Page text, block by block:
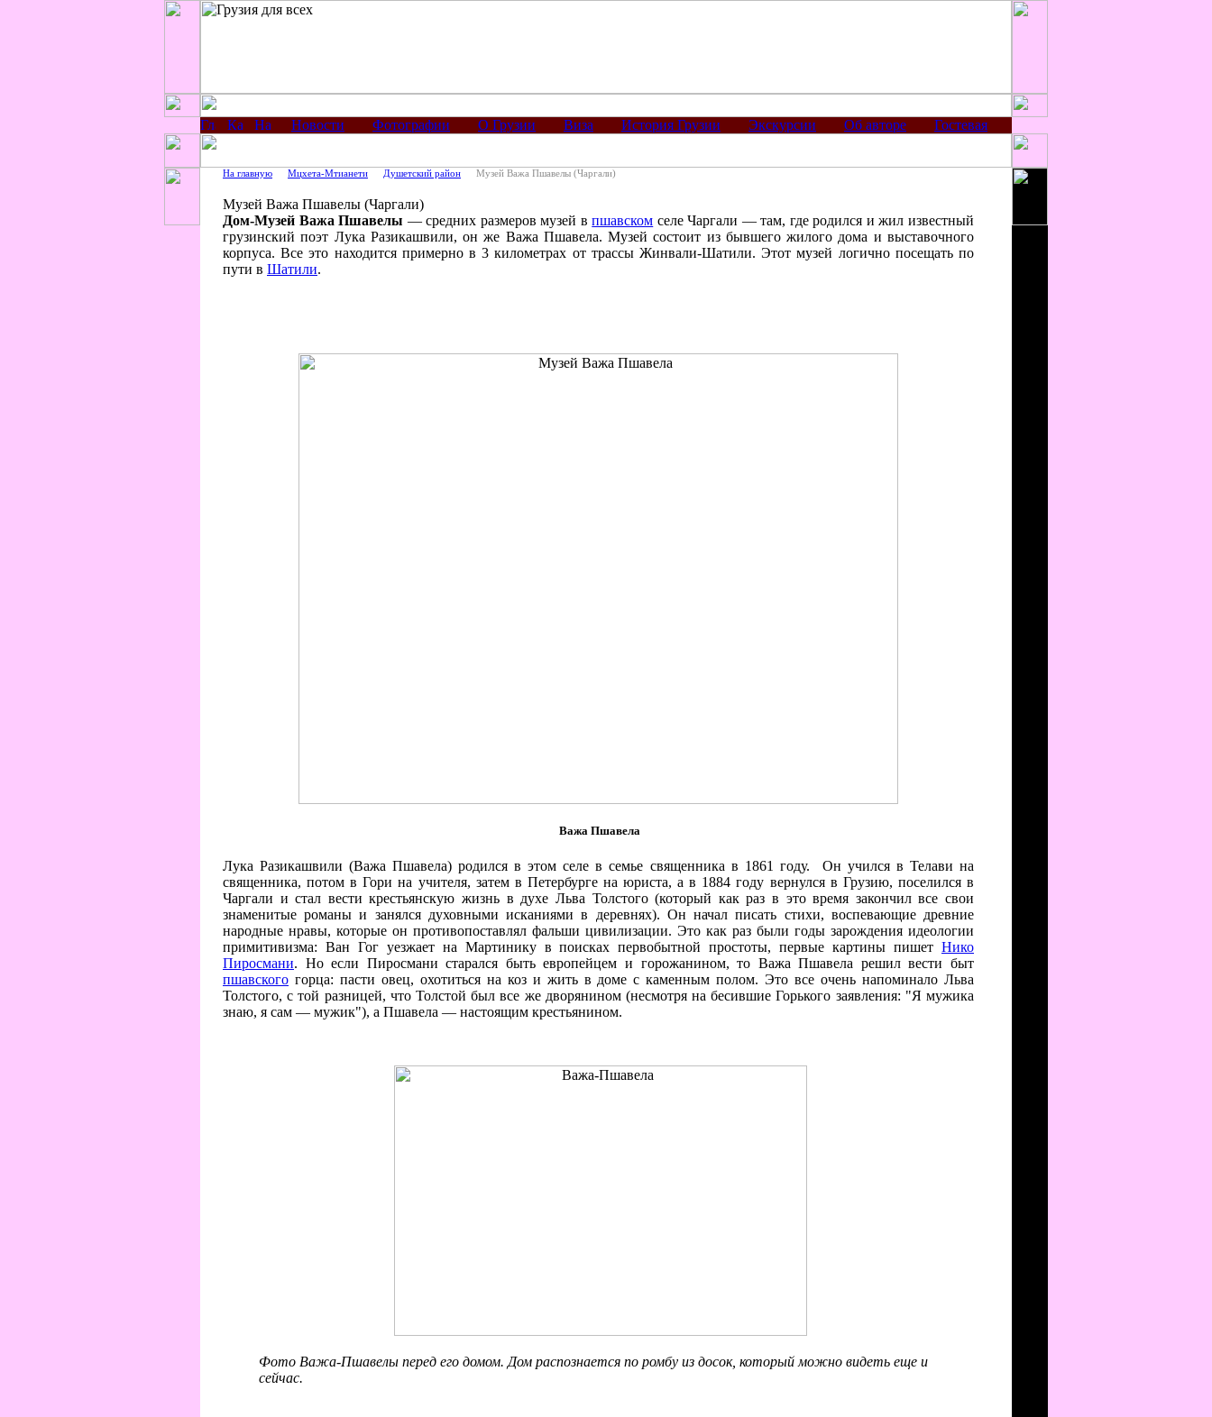
Новости Фотографии О Грузии Виза История Грузии Экскурсии Об авторе Гостевая
На главную Мцхета-Мтианети Душетский район Музей Важа Пшавелы (Чаргали)
Музей Важа Пшавелы (Чаргали)
Дом-Музей Важа Пшавелы — средних размеров музей впшавском селе Чаргали — там, где родился и жил известный
грузинский поэт Лука Разикашвили, он же Важа Пшавела. Музей состоит из бывшего жилого дома и выставочного
корпуса. Все это находится примерно в 3 километрах от трассы Жинвали-Шатили. Этот музей логично посещать по
пути в Шатили.
Важа Пшавела
Лука Разикашвили (Важа Пшавела) родился в этом селе в семье священника в 1861 году. Он учился в Телави на
священника, потом в Гори на учителя, затем в Петербурге на юриста, а в 1884 году вернулся в Грузию, поселился в
Чаргали и стал вести крестьянскую жизнь в духе Льва Толстого (который как раз в это время закончил все свои
знаменитые романы и занялся духовными исканиями в деревнях). Он начал писать стихи, воспевающие древние
народные нравы, которые он противопоставлял фальши цивилизации. Это как раз были годы зарождения идеологии
примитивизма: Ван Гог уезжает на Мартинику в поисках первобытной простоты, первые картины пишет Нико
Пиросмани. Но если Пиросмани старался быть европейцем и горожанином, то Важа Пшавела решил вести быт
пшавского горца: пасти овец, охотиться на коз и жить в доме с каменным полом. Это все очень напоминало Льва
Толстого, с той разницей, что Толстой был все же дворянином (несмотря на бесившие Горького заявления: "Я мужика
знаю, я сам — мужик"), а Пшавела — настоящим крестьянином.
Фото Важа-Пшавелы перед его домом. Дом распознается по ромбу из досок, который можно видеть еще и
сейчас.